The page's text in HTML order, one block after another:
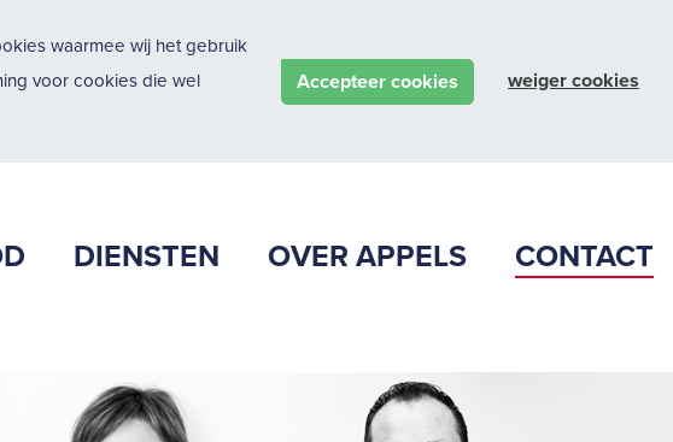
waarmee wij het gebruik
voor cookies die wel
Accepteer cookies weiger cookies
DIENSTEN OVER APPELS CONTACT